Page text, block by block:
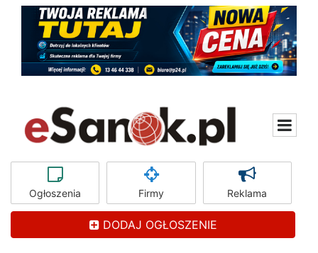
Ogłoszenia Firmy Reklama
DODAJ OGŁOSZENIE